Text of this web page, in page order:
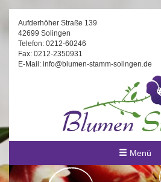
Aufderhöher Straße 139
42699 Solingen
Telefon: 0212-60246
Fax: 0212-2350931
E-Mail: info@blumen-stamm-solingen.de
Menü